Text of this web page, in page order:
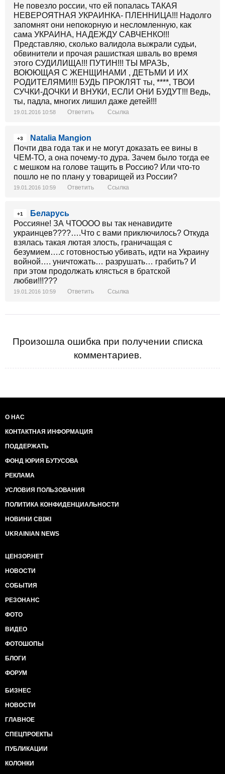
Не повезло россии, что ей попалась ТАКАЯ
НЕВЕРОЯТНАЯ УКРАИНКА- ПЛЕННИЦА!!! Надолго
запомнят они непокорную и несломленную, как
сама УКРАИНА, НАДЕЖДУ САВЧЕНКО!!!
Представляю, сколько валидола выжрали судьи,
обвинители и прочая рашисткая шваль во время
этого СУДИЛИЩА!!! ПУТИН!!! ТЫ МРАЗЬ,
ВОЮЮЩАЯ С ЖЕНЩИНАМИ , ДЕТЬМИ И ИХ
РОДИТЕЛЯМИ!!! БУДЬ ПРОКЛЯТ ты, ****, ТВОИ
СУЧКИ-ДОЧКИ И ВНУКИ, ЕСЛИ ОНИ БУДУТ!!! Ведь,
ты, падла, многих лишил даже детей!!!
19.01.2016 10:58 Ответить Ссылка
+3
Natalia Mangion
Почти два года так и не могут доказать ее вины в
ЧЕМ-ТО, а она почему-то дура. Зачем было тогда ее
с мешком на голове тащить в Россию? Или что-то
пошло не по плану у товарищей из России?
19.01.2016 10:59 Ответить Ссылка
+1
Беларусь
Россияне! ЗА ЧТОООО вы так ненавидите
украинцев????….Что с вами приключилось? Откуда
взялась такая лютая злость, граничащая с
безумием….с готовностью убивать, идти на Украину
войной…. уничтожать… разрушать… грабить? И
при этом продолжать клясться в братской
любви!!!???
19.01.2016 10:59 Ответить Ссылка
Произошла ошибка при получении списка
комментариев.
О НАС
КОНТАКТНАЯ ИНФОРМАЦИЯ
ПОДДЕРЖАТЬ
ФОНД ЮРИЯ БУТУСОВА
РЕКЛАМА
УСЛОВИЯ ПОЛЬЗОВАНИЯ
ПОЛИТИКА КОНФИДЕНЦИАЛЬНОСТИ
НОВИНИ СВІЖІ
UKRAINIAN NEWS
ЦЕНЗОР.НЕТ
НОВОСТИ
СОБЫТИЯ
РЕЗОНАНС
ФОТО
ВИДЕО
ФОТОШОПЫ
БЛОГИ
ФОРУМ
БИЗНЕС
НОВОСТИ
ГЛАВНОЕ
СПЕЦПРОЕКТЫ
ПУБЛИКАЦИИ
КОЛОНКИ